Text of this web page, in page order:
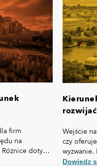
firm
na
dotyczą
ale też,
Wejście
czy
własną
Dowiedz